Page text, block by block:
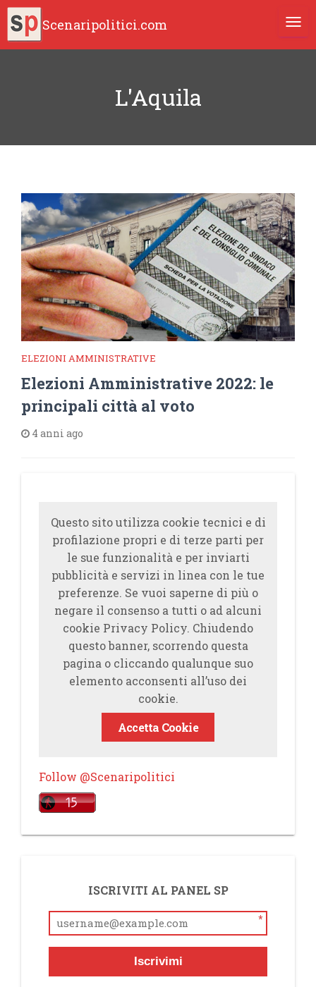
Scenaripolitici.com
L'Aquila
ELEZIONI AMMINISTRATIVE
Elezioni Amministrative 2022: le
principali città al voto
4 anni ago
Questo sito utilizza cookie tecnici e di
profilazione propri e di terze parti per
le sue funzionalità e per inviarti
pubblicità e servizi in linea con le tue
preferenze. Se vuoi saperne di più o
negare il consenso a tutti o ad alcuni
cookie Privacy Policy. Chiudendo
questo banner, scorrendo questa
pagina o cliccando qualunque suo
elemento acconsenti all’uso dei
cookie.
Accetta Cookie
Follow @Scenaripolitici
ISCRIVITI AL PANEL SP
*
Iscrivimi